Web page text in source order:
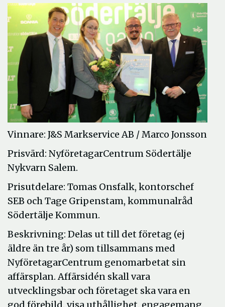
Vinnare: J&S Markservice AB / Marco Jonsson
Prisvärd: NyföretagarCentrum Södertälje
Nykvarn Salem.
Prisutdelare: Tomas Onsfalk, kontorschef
SEB och Tage Gripenstam, kommunalråd
Södertälje Kommun.
Beskrivning: Delas ut till det företag (ej
äldre än tre år) som tillsammans med
NyföretagarCentrum genomarbetat sin
affärsplan. Affärsidén skall vara
utvecklingsbar och företaget ska vara en
god förebild, visa uthållighet, engagemang